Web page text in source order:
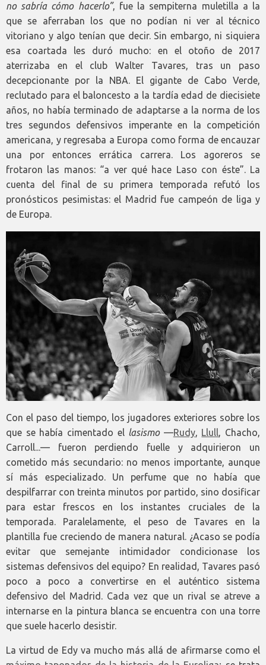
no sabría cómo hacerlo”, fue la sempiterna muletilla a la
que se aferraban los que no podían ni ver al técnico
vitoriano y algo tenían que decir. Sin embargo, ni siquiera
esa coartada les duró mucho: en el otoño de 2017
aterrizaba en el club Walter Tavares, tras un paso
decepcionante por la NBA. El gigante de Cabo Verde,
reclutado para el baloncesto a la tardía edad de diecisiete
años, no había terminado de adaptarse a la norma de los
tres segundos defensivos imperante en la competición
americana, y regresaba a Europa como forma de encauzar
una por entonces errática carrera. Los agoreros se
frotaron las manos: “a ver qué hace Laso con éste”. La
cuenta del final de su primera temporada refutó los
pronósticos pesimistas: el Madrid fue campeón de liga y
de Europa.
Con el paso del tiempo, los jugadores exteriores sobre los
que se había cimentado ellasismo—Rudy, Llull, Chacho,
Carroll...— fueron perdiendo fuelle y adquirieron un
cometido más secundario: no menos importante, aunque
sí más especializado. Un perfume que no había que
despilfarrar con treinta minutos por partido, sino dosificar
para estar frescos en los instantes cruciales de la
temporada. Paralelamente, el peso de Tavares en la
plantilla fue creciendo de manera natural. ¿Acaso se podía
evitar que semejante intimidador condicionase los
sistemas defensivos del equipo? En realidad, Tavares pasó
poco a poco a convertirse en el auténtico sistema
defensivo del Madrid. Cada vez que un rival se atreve a
internarse en la pintura blanca se encuentra con una torre
que suele hacerlo desistir.
La virtud de Edy va mucho más allá de afirmarse como el